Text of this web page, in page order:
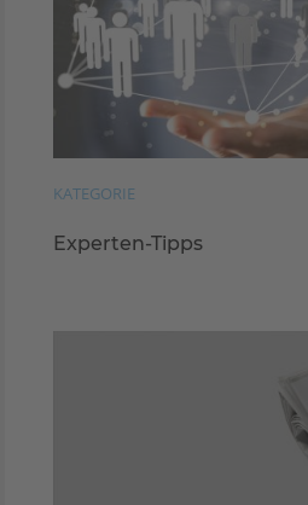
KATEGORIE
Experten-Tipps